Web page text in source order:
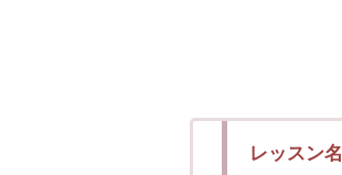
レッスン名